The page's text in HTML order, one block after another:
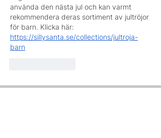
använda den nästa jul och kan varmt
rekommendera deras sortiment av jultröjor
för barn. Klicka här:
https://sillysanta.se/collections/jultroja-
barn